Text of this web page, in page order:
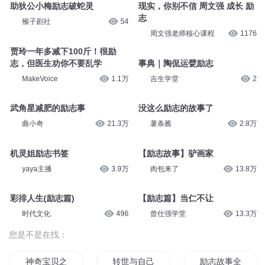
助狄公小梅励志破蛇灵
猴子剧社 54
贾玲一年多减下100斤！很励
志，但医生劝你不要乱学
MakeVoice 1.1万
武角星减肥的励志事
曲小奇 21.3万
机灵姐励志书签
yaya主播 3.9万
彩排人生(励志篇)
时代文化 496
现实，你别不信 周文强 成长 励
志
周文强老师核心课程 1176
事典｜陶侃运甓励志
吉生学堂 2
没这么励志的故事了
薯条酱 2.8万
【励志故事】驴画家
肉包来了 13.8万
【励志篇】当仁不让
曾仕强学堂 13.3万
您是不是在找：
神奇宝贝之励志人生 转世与自己作战的励志人生励志故事全集